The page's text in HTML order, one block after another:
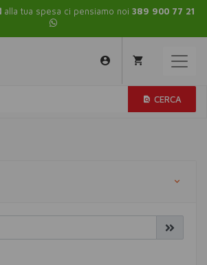
alla tua spesa ci pensiamo noi 389 900 77 21
CERCA